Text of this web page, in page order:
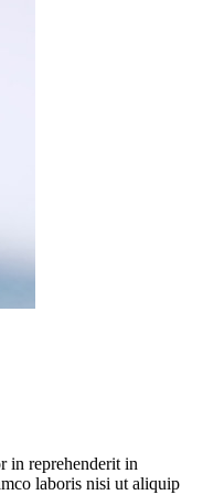
in reprehenderit in
laboris nisi ut aliquip